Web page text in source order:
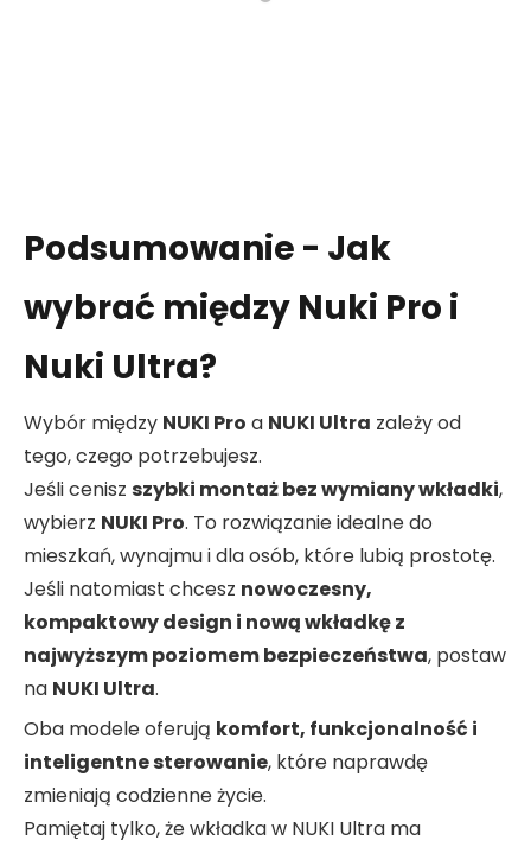
Podsumowanie - Jak
wybrać między Nuki Pro i
Nuki Ultra?
Wybór między NUKI Pro a NUKI Ultra zależy od
tego, czego potrzebujesz.
Jeśli cenisz szybki montaż bez wymiany wkładki,
wybierz NUKI Pro. To rozwiązanie idealne do
mieszkań, wynajmu i dla osób, które lubią prostotę.
Jeśli natomiast chcesz nowoczesny,
kompaktowy design i nową wkładkę z
najwyższym poziomem bezpieczeństwa, postaw
na NUKI Ultra.
Oba modele oferują komfort, funkcjonalność i
inteligentne sterowanie, które naprawdę
zmieniają codzienne życie.
Pamiętaj tylko, że wkładka w NUKI Ultra ma